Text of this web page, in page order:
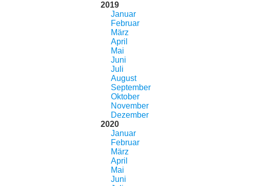
2019
Januar
Februar
März
April
Mai
Juni
Juli
August
September
Oktober
November
Dezember
2020
Januar
Februar
März
April
Mai
Juni